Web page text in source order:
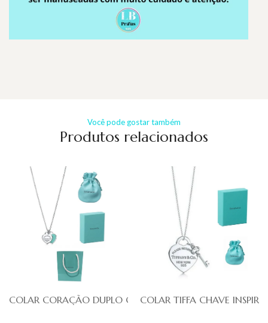
Você pode gostar também
Produtos relacionados
COLAR CORAÇÃO DUPLO CYAN TIFFACOLAR TIFFA CHAVE